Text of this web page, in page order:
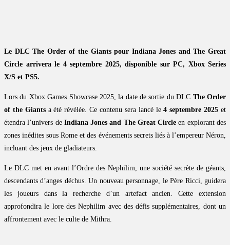
Le DLC The Order of the Giants pour Indiana Jones and The Great
Circle arrivera le 4 septembre 2025, disponible sur PC, Xbox Series
X/S et PS5.
Lors du Xbox Games Showcase 2025, la date de sortie du DLC The Order
of the Giantsa été révélée. Ce contenu sera lancé le4 septembre 2025 et
étendra l’univers de Indiana Jones and The Great Circle en explorant des
zones inédites sous Rome et des événements secrets liés à l’empereur Néron,
incluant des jeux de gladiateurs.
Le DLC met en avant l’Ordre des Nephilim, une société secrète de géants,
descendants d’anges déchus. Un nouveau personnage, le Père Ricci, guidera
les joueurs dans la recherche d’un artefact ancien. Cette extension
approfondira le lore des Nephilim avec des défis supplémentaires, dont un
affrontement avec le culte de Mithra.